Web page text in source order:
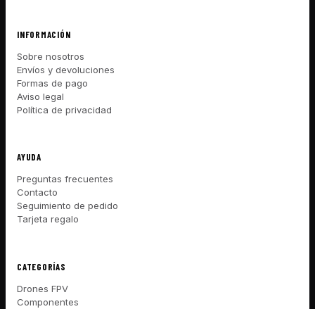
INFORMACIÓN
Sobre nosotros
Envíos y devoluciones
Formas de pago
Aviso legal
Política de privacidad
AYUDA
Preguntas frecuentes
Contacto
Seguimiento de pedido
Tarjeta regalo
CATEGORÍAS
Drones FPV
Componentes